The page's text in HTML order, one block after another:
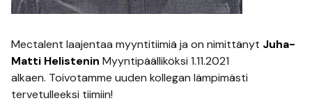
Mectalent laajentaa myyntitiimiä ja on nimittänyt Juha-
Matti Helistenin Myyntipäälliköksi 1.11.2021
alkaen. Toivotamme uuden kollegan lämpimästi
tervetulleeksi tiimiin!